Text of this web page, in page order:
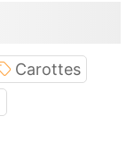
Carottes